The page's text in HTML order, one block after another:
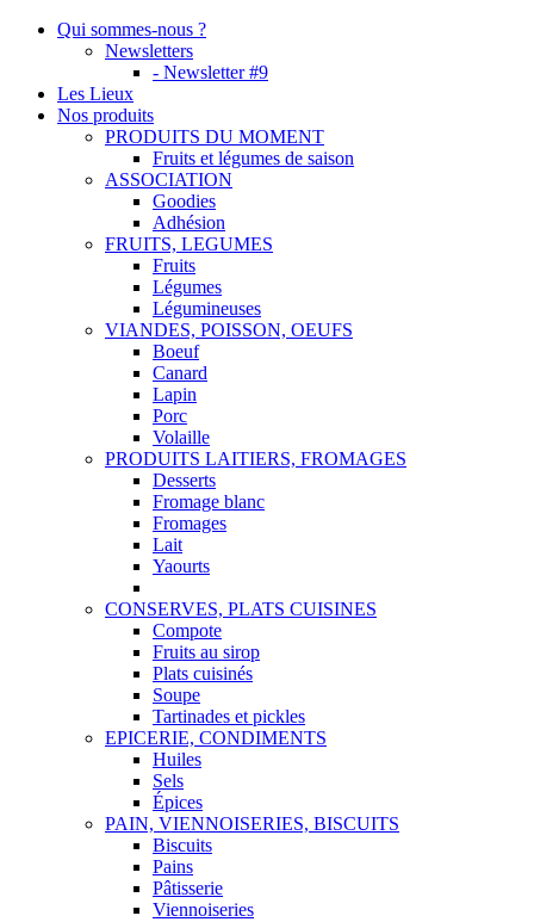
Qui sommes-nous ?
Newsletters
- Newsletter #9
Les Lieux
Nos produits
PRODUITS DU MOMENT
Fruits et légumes de saison
ASSOCIATION
Goodies
Adhésion
FRUITS, LEGUMES
Fruits
Légumes
Légumineuses
VIANDES, POISSON, OEUFS
Boeuf
Canard
Lapin
Porc
Volaille
PRODUITS LAITIERS, FROMAGES
Desserts
Fromage blanc
Fromages
Lait
Yaourts
CONSERVES, PLATS CUISINES
Compote
Fruits au sirop
Plats cuisinés
Soupe
Tartinades et pickles
EPICERIE, CONDIMENTS
Huiles
Sels
Épices
PAIN, VIENNOISERIES, BISCUITS
Biscuits
Pains
Pâtisserie
Viennoiseries